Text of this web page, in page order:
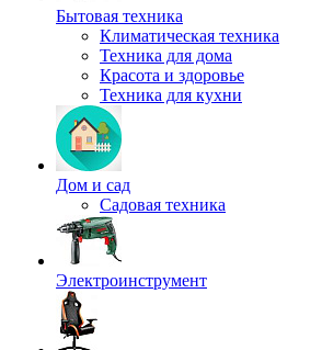
Бытовая техника
Климатическая техника
Техника для дома
Красота и здоровье
Техника для кухни
Дом и сад
Садовая техника
Электроинструмент